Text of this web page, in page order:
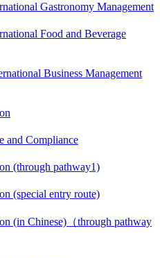
Gastronomy Management
Food and Beverage
Business Management
and Compliance
(through pathway1)
(special entry route)
(in Chinese)（through pathway